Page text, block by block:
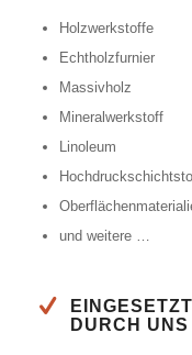
Holzwerkstoffe
Echtholzfurnier
Massivholz
Mineralwerkstoff
Linoleum
und weitere …
DURCH UNS